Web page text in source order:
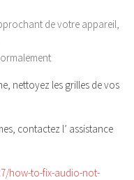
de votre appareil,
nettoyez les grilles de vos
contactez l’ assistance
how-to-fix-audio-not-